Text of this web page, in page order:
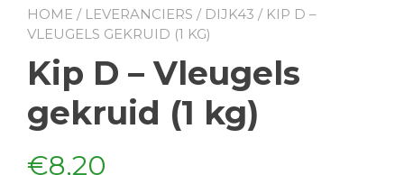
HOME / LEVERANCIERS / DIJK43 / KIP D –
VLEUGELS GEKRUID (1 KG)
Kip D – Vleugels
gekruid (1 kg)
€8,20